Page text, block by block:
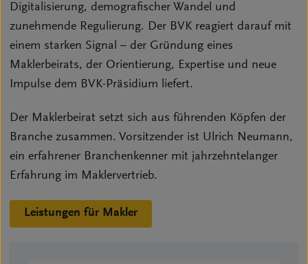
Digitalisierung, demografischer Wandel und
zunehmende Regulierung. Der BVK reagiert darauf mit
einem starken Signal – der Gründung eines
Maklerbeirats, der Orientierung, Expertise und neue
Impulse dem BVK-Präsidium liefert.
Der Maklerbeirat setzt sich aus führenden Köpfen der
Branche zusammen. Vorsitzender ist Ulrich Neumann,
ein erfahrener Branchenkenner mit jahrzehntelanger
Erfahrung im Maklervertrieb.
Leistungen für Makler